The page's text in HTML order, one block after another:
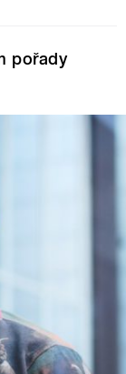
pořady